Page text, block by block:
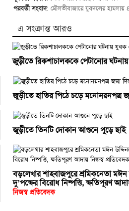
পরবর্তী সংবাদ: মৌলভীবাজারে যুবদলের
এ সংক্রান্ত আরও
জুড়ীতে রিকশাচালককে পেটানোর ঘটনায়
জুড়ীতে হাতির পিঠে চড়ে মনোনয়নপত্র
জুড়ীতে তিনটি দোকান আগুনে পুড়ে ছাই
বড়লেখার শাহবাজপুরে শ্রমিকনেতা মঈন
দু’পক্ষের বিরোধ নিষ্পত্তি, ক্ষতিপূরণ
নিজস্ব প্রতিবেদক